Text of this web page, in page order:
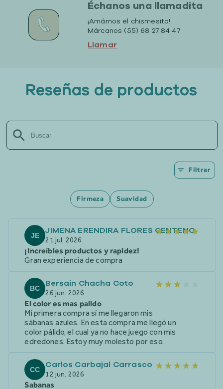
Échanos una llamadita
¡Amámos el chismesito!
Márcanos (55) 68 27 84 47
Llamar
Reseñas de productos
Filtrar
Firmeza Suavidad
JE JIMENA ERENDIRA FLORES CENTENO
21 jul. 2026
¡Increíbles productos y rapidez!
Gran experiencia de compra
BC Bersain Chacha Coto
26 jun. 2026
El color es mas palido
Mi primera compra sí me llegaron mis
sábanas azules. En esta compra me llegó un
color pálido, el cual ya no hace juego con mis
edredones. Estoy muy molesto por eso.
CC Carlos Carbajal Carrasco
12 jun. 2026
Sabanas